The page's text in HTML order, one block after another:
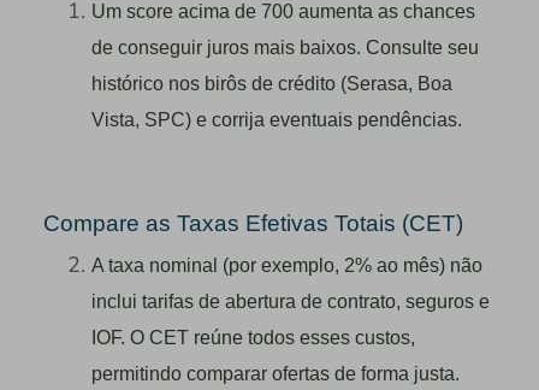
Um score acima de 700 aumenta as chances
de conseguir juros mais baixos. Consulte seu
histórico nos birôs de crédito (Serasa, Boa
Vista, SPC) e corrija eventuais pendências.
Compare as Taxas Efetivas Totais (CET)
A taxa nominal (por exemplo, 2% ao mês) não
inclui tarifas de abertura de contrato, seguros e
IOF. O CET reúne todos esses custos,
permitindo comparar ofertas de forma justa.